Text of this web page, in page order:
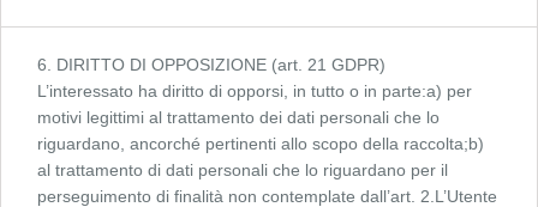
6. DIRITTO DI OPPOSIZIONE (art. 21 GDPR)
L’interessato ha diritto di opporsi, in tutto o in parte:a) per
motivi legittimi al trattamento dei dati personali che lo
riguardano, ancorché pertinenti allo scopo della raccolta;b)
al trattamento di dati personali che lo riguardano per il
perseguimento di finalità non contemplate dall’art. 2.L’Utente